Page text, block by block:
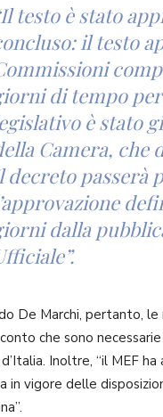
testo è stato
il testo
di tempo
è stato
Camera,
decreto passerà
dalla
De Marchi, pertanto,
che sono
Inoltre, “il MEF
in vigore delle